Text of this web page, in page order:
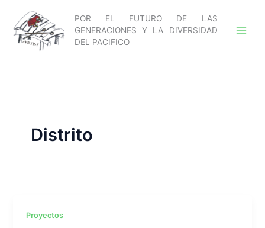
contenido
POR EL FUTURO DE LAS
GENERACIONES Y LA DIVERSIDAD
DEL PACIFICO
Distrito
Proyectos